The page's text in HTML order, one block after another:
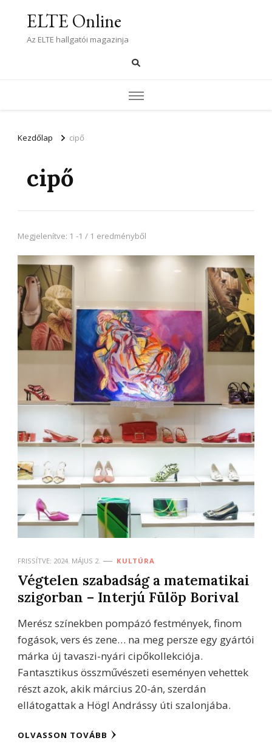
ELTE Online
Az ELTE hallgatói magazinja
Kezdőlap cipő
cipő
Megjelenítve: 1 -1 / 1 eredményből
FRISSÍTVE: 2024. MÁJUS 2. KULTÚRA
Végtelen szabadság a matematikai
szigorban – Interjú Fülöp Borival
Merész színekben pompázó festmények, finom
fogások, vers és zene… na meg persze egy gyártói
márka új tavaszi-nyári cipőkollekciója.
Fantasztikus összművészeti eseményen vehettek
részt azok, akik március 20-án, szerdán
ellátogattak a Högl Andrássy úti szalonjába.
OLVASSON TOVÁBB